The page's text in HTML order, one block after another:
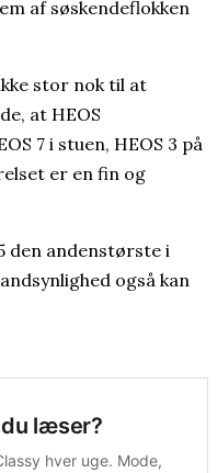
af søskendeflokken
stor nok til at
at HEOS
7 i stuen, HEOS 3 på
er en fin og
den andenstørste i
også kan
læser?
hver uge. Mode,